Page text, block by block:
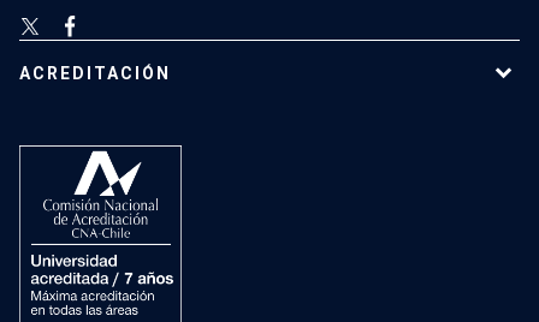
ACREDITACIÓN